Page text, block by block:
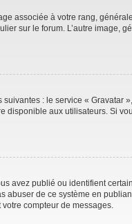
associée à votre rang,
sur le forum. L’autre image,
: le service « Gravatar
aux utilisateurs. Si
avez publié ou identifient
de ce système en
compteur de messages.